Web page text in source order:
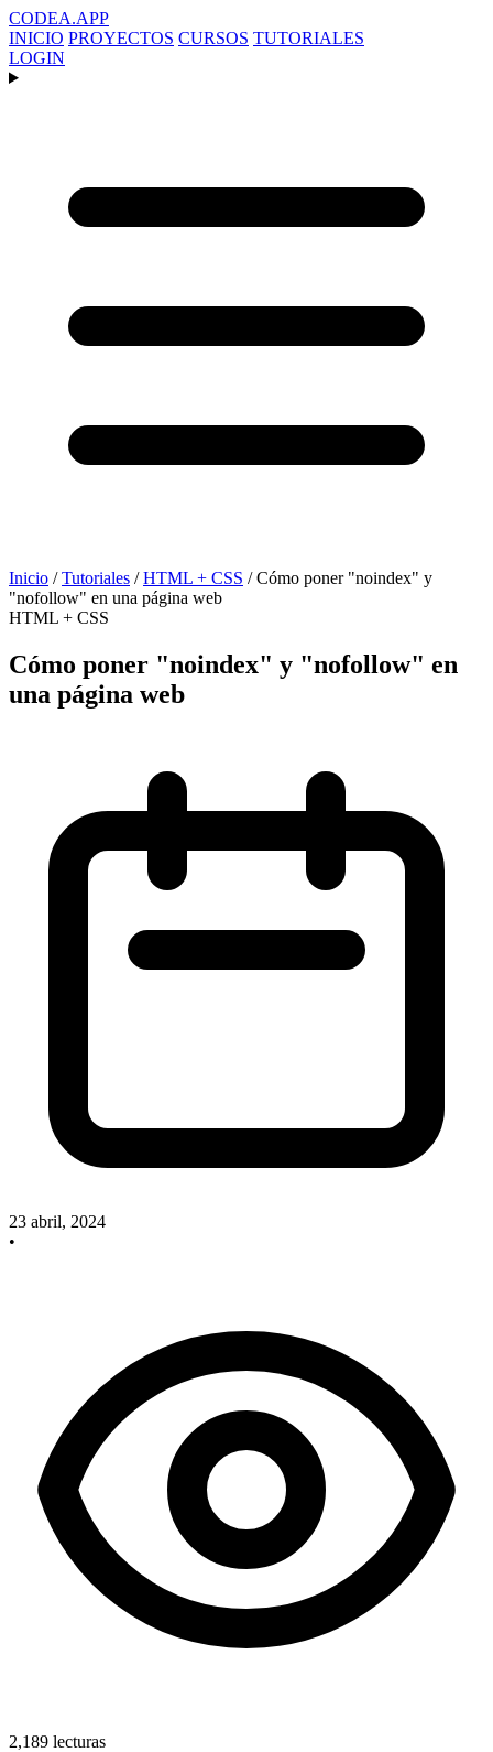
CODEA.APP
INICIO PROYECTOS CURSOS TUTORIALES
LOGIN
Inicio / Tutoriales / HTML + CSS / Cómo poner "noindex" y
"nofollow" en una página web
HTML + CSS
Cómo poner "noindex" y "nofollow" en
una página web
23 abril, 2024
•
2,189 lecturas